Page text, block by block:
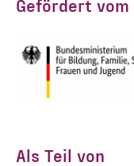
Gefördert vom
Als Teil von
gelesen
*